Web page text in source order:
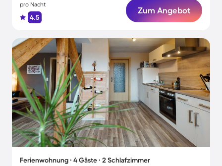
pro Nacht
4.5
Zum Angebot
Ferienwohnung ∙ 4 Gäste ∙ 2 Schlafzimmer